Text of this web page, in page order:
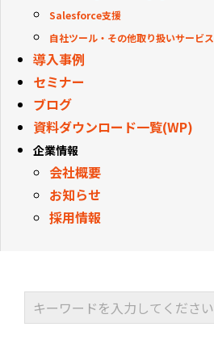
Salesforce支援
自社ツール・その他取り扱いサービス
導入事例
セミナー
ブログ
資料ダウンロード一覧(WP)
企業情報
会社概要
お知らせ
採用情報